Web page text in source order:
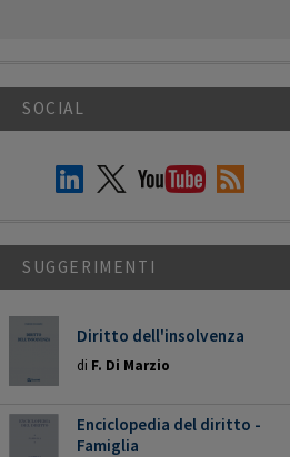
SOCIAL
SUGGERIMENTI
Diritto dell'insolvenza
di F. Di Marzio
Enciclopedia del diritto -
Famiglia